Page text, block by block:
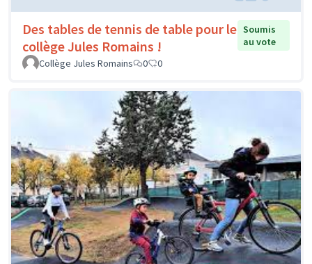
Des tables de tennis de table pour le
collège Jules Romains !
Soumis
au vote
Collège Jules Romains
0 0